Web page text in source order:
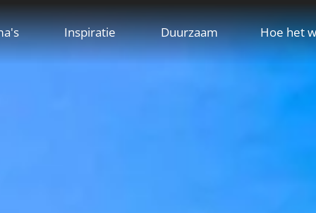
Inspiratie Duurzaam Hoe het